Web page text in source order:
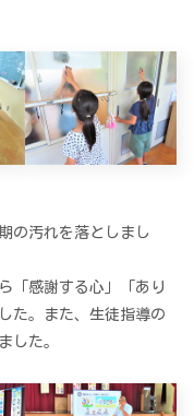
の汚れを落としまし
「感謝する心」「あり
た。また、生徒指導の
した。